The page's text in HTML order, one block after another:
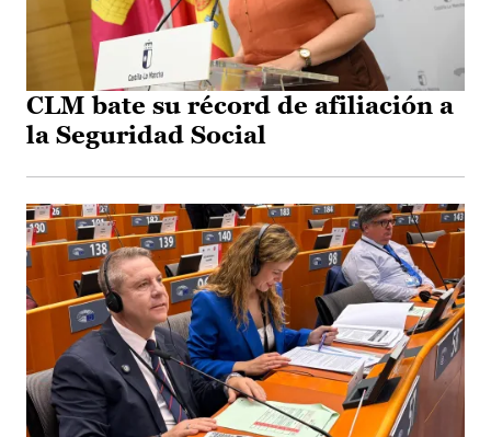
CLM bate su récord de afiliación a
la Seguridad Social